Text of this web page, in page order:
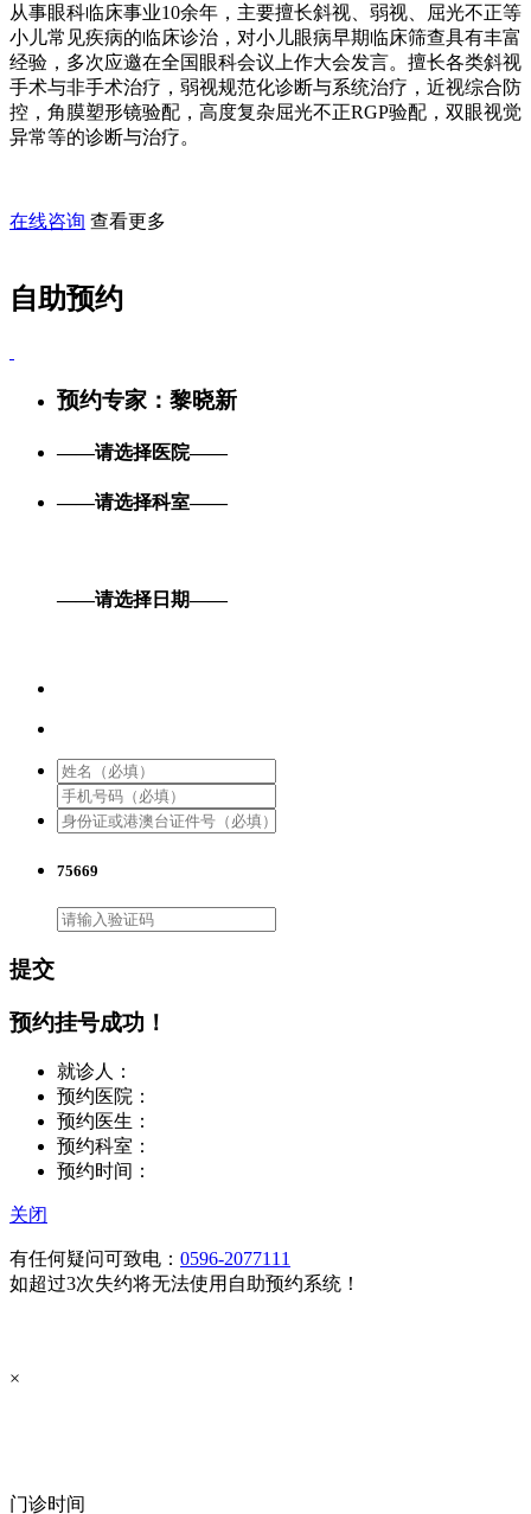
从事眼科临床事业10余年，主要擅长斜视、弱视、屈光不正等
小儿常见疾病的临床诊治，对小儿眼病早期临床筛查具有丰富
经验，多次应邀在全国眼科会议上作大会发言。擅长各类斜视
手术与非手术治疗，弱视规范化诊断与系统治疗，近视综合防
控，角膜塑形镜验配，高度复杂屈光不正RGP验配，双眼视觉
异常等的诊断与治疗。
在线咨询 查看更多
自助预约
预约专家： 黎晓新
——请选择医院——
——请选择科室——
——请选择日期——
75669
提交
预约挂号成功！
就诊人：
预约医院：
预约医生：
预约科室：
预约时间：
关闭
有任何疑问可致电： 0596-2077111
如超过3次失约将无法使用自助预约系统！
×
门诊时间